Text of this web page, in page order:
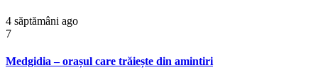
4 săptămâni ago
7
Medgidia – orașul care trăiește din amintiri